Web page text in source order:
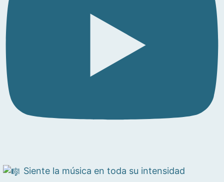
Siente la música en toda su intensidad